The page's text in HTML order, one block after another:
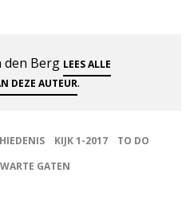
den Berg LEES ALLE
DEZE AUTEUR.
KIJK 1-2017
TO DO
GATEN